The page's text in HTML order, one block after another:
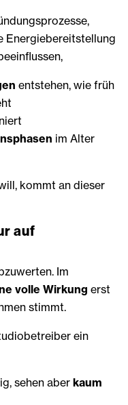
Energiebereitstellung
entstehen, wie früh
im Alter
kommt an dieser
auf
Im
volle Wirkung erst
stimmt.
ein
sehen aber kaum